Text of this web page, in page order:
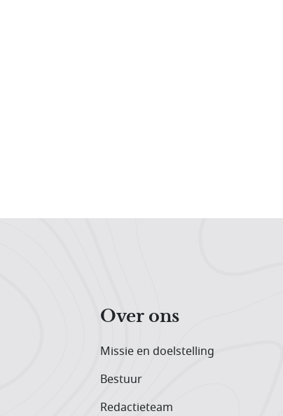
Over ons
Missie en doelstelling
Bestuur
Redactieteam